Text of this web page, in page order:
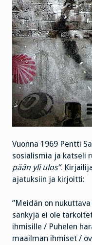
Vuonna 1969 Pentti
sosialismia ja katseli
pään yli ulos”.
ajatuksiin ja kirjoitti:
”Meidän on
sänkyjä ei ole
ihmisille / Puhelen
maailman ihmiset /